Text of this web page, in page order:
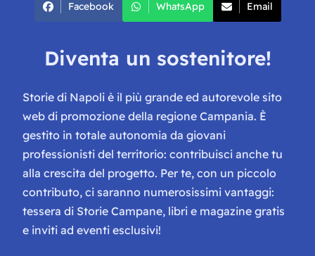
Facebook WhatsApp Email
Diventa un sostenitore!
Storie di Napoli è il più grande ed autorevole sito
web di promozione della regione Campania. È
gestito in totale autonomia da giovani
professionisti del territorio: contribuisci anche tu
alla crescita del progetto. Per te, con un piccolo
contributo, ci saranno numerosissimi vantaggi:
tessera di Storie Campane, libri e magazine gratis
e inviti ad eventi esclusivi!